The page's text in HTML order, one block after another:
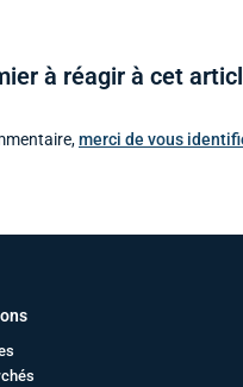
à réagir à cet
merci de vous